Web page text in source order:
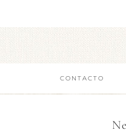
CONTACTO